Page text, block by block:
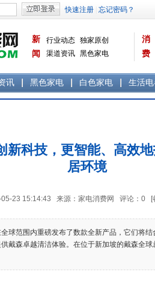
新
闻
行业动态 独家原创
渠道资讯 黑色家电
消
费
讯 黑色家电 白色家电 生活
新科技，更智能、高效
居环境
23 15:14:43 来源：家电消费网 评论： 0 [
范围内重磅发布了数款全新产品，它们将结
戴森卓越清洁体验。在位于新加坡的戴森全球